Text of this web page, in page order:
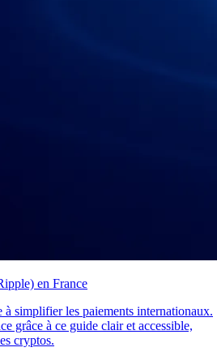
en France
simplifier les paiements internationaux.
grâce à ce guide clair et accessible,
cryptos.